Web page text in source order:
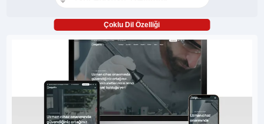
Çoklu Dil Özelliği